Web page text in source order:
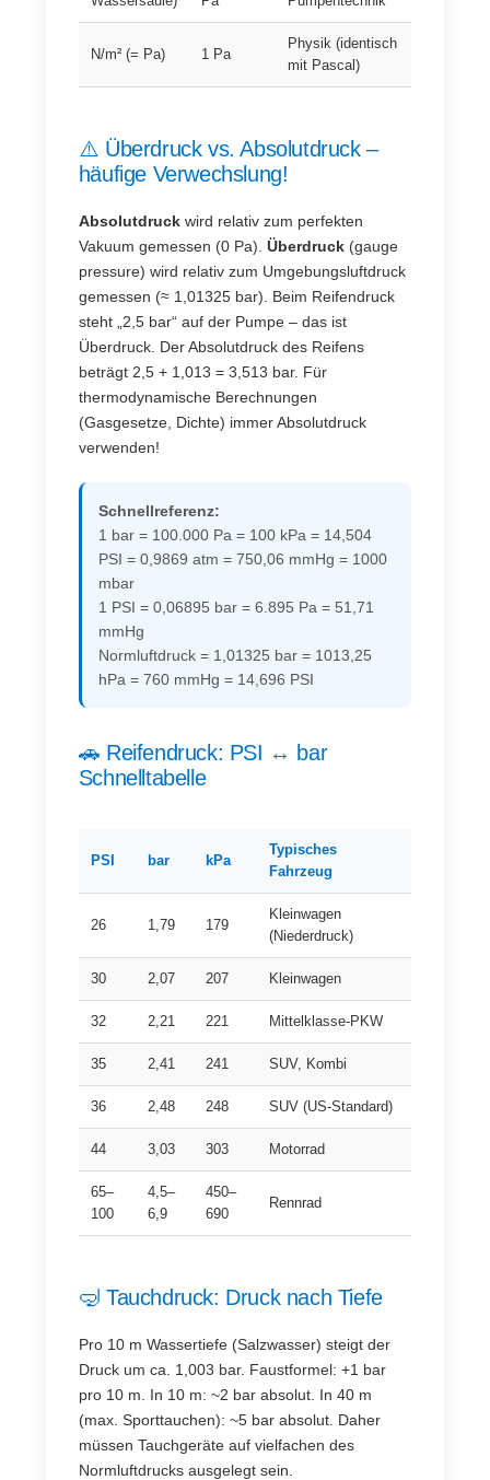
N/m² (= Pa) 1 Pa
Physik (identisch
mit Pascal)
⚠️ Überdruck vs. Absolutdruck –
häufige Verwechslung!
Absolutdruckwird relativ zum perfekten
Vakuum gemessen (0 Pa). Überdruck(gauge
pressure) wird relativ zum Umgebungsluftdruck
gemessen (≈ 1,01325 bar). Beim Reifendruck
steht „2,5 bar“ auf der Pumpe – das ist
Überdruck. Der Absolutdruck des Reifens
beträgt 2,5 + 1,013 = 3,513 bar. Für
thermodynamische Berechnungen
(Gasgesetze, Dichte) immer Absolutdruck
verwenden!
Schnellreferenz:
1 bar = 100.000 Pa = 100 kPa = 14,504
PSI = 0,9869 atm = 750,06 mmHg = 1000
mbar
1 PSI = 0,06895 bar = 6.895 Pa = 51,71
mmHg
Normluftdruck = 1,01325 bar = 1013,25
hPa = 760 mmHg = 14,696 PSI
🚗 Reifendruck: PSI ↔ bar
Schnelltabelle
PSI bar kPa
Typisches
Fahrzeug
26 1,79 179
Kleinwagen
(Niederdruck)
30 2,07 207 Kleinwagen
32 2,21 221 Mittelklasse-PKW
35 2,41 241 SUV, Kombi
36 2,48 248 SUV (US-Standard)
44 3,03 303 Motorrad
65–
100
4,5–
6,9
450–
690
Rennrad
🤿 Tauchdruck: Druck nach Tiefe
Pro 10 m Wassertiefe (Salzwasser) steigt der
Druck um ca. 1,003 bar. Faustformel: +1 bar
pro 10 m. In 10 m: ~2 bar absolut. In 40 m
(max. Sporttauchen): ~5 bar absolut. Daher
müssen Tauchgeräte auf vielfachen des
Normluftdrucks ausgelegt sein.